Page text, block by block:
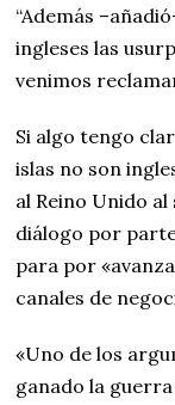
“Además
ingleses las
venimos
Si algo tengo
islas no son
al Reino Unido
diálogo por
para por
canales de
«Uno de los
ganado la